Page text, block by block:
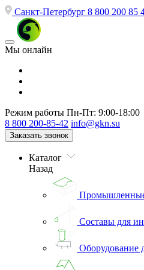
Санкт-Петербург 8 800 200 85
Мы онлайн
Режим работы Пн-Пт: 9:00-18:00
8 800 200-85-42 info@gkn.su
Заказать звонок
Каталог
Назад
Составы для
Оборудование